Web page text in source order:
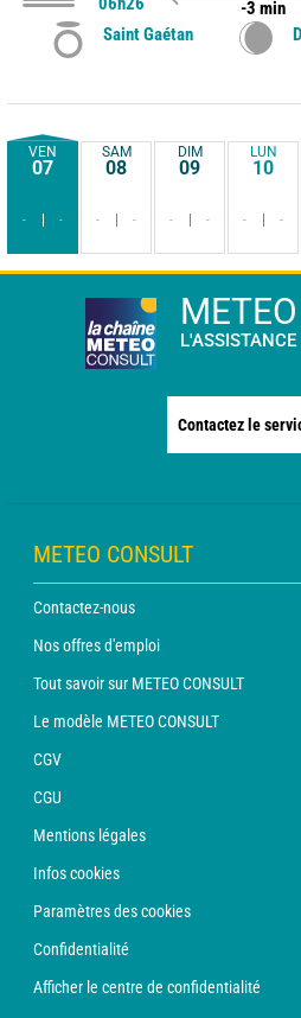
-3 min
Saint Gaétan
VEN
07
- -
SAM
08
- -
DIM
09
- -
LUN
10
- -
METEO
L'ASSISTANCE
Contactez le
METEO CONSULT
Contactez-nous
Nos offres d'emploi
Tout savoir sur METEO CONSULT
Le modèle METEO CONSULT
CGV
CGU
Mentions légales
Infos cookies
Paramètres des cookies
Confidentialité
Afficher le centre de confidentialité